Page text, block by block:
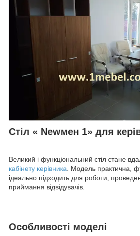
Стіл « Newмен 1» для
Великий і функціональний стіл стане
кабінету керівника . Модель практична,
ідеально підходить для роботи,
приймання відвідувачів.
Особливості моделі